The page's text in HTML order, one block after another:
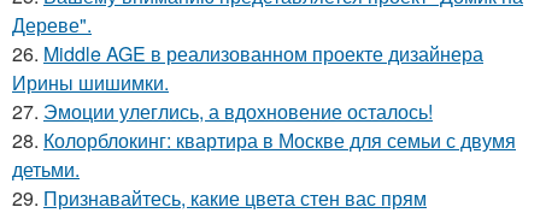
Дереве".
26. Middle AGE в реализованном проекте дизайнера
Ирины шишимки.
27. Эмоции улеглись, а вдохновение осталось!
28. Колорблокинг: квартира в Москве для семьи с двумя
детьми.
29. Признавайтесь, какие цвета стен вас прям